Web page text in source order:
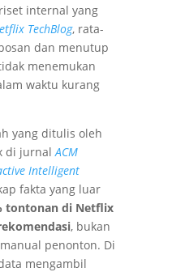
internal yang
TechBlog, rata-
dan menutup
menemukan
waktu kurang
yang ditulis oleh
di jurnalACM
Intelligent
fakta yang luar
tontonan di Netflix
, bukan
penonton. Di
mengambil